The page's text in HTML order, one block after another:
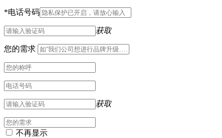
*电话号码
获取
您的需求
获取
不再显示